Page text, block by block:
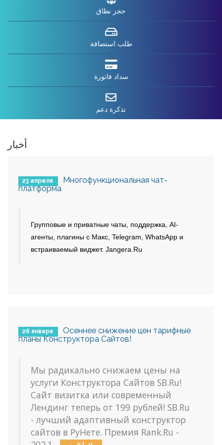
حجز نطاق
طلب استضافة
سداد فاتورة
تذكرة دعم
أخبار
23 апреля
Многофункциональная чат-
платформа
Групповые и приватные чаты, поддержка, AI-
агенты, плагины с Макс, Telegram, WhatsApp и
встраиваемый виджет. Jangera.Ru
26 января
Осеннее снижение цен тарифные
планы Конструктора Сайтов!
Мы радикально снижаем цены на
услуги Конструктора Сайтов SB.Ru!
Сайт визитка или современный
Лендинг теперь от 199 рублей! SB.Ru
- лучший адаптивный конструктор
сайтов в РуНете. Премия Rank.Ru -